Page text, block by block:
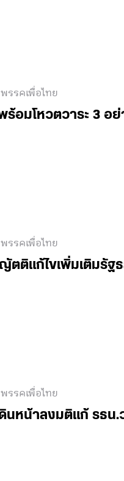
รรคเพื่อไทย
ร้อมโหวตวาระ 3 อย่
รรคเพื่อไทย
ตติแก้ไขเพิ่มเติมรั
รรคเพื่อไทย
นหน้าลงมติแก้ รธน.